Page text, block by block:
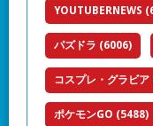
YOUTUBERNEWS
パズドラ (6006)
コスプレ・グラビア
ポケモンGO (5488)